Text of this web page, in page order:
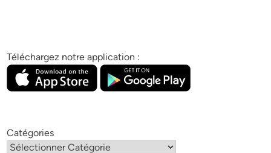
Téléchargez notre application :
Catégories